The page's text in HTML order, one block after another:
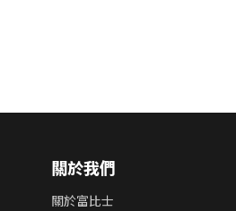
關於我們
關於富比士